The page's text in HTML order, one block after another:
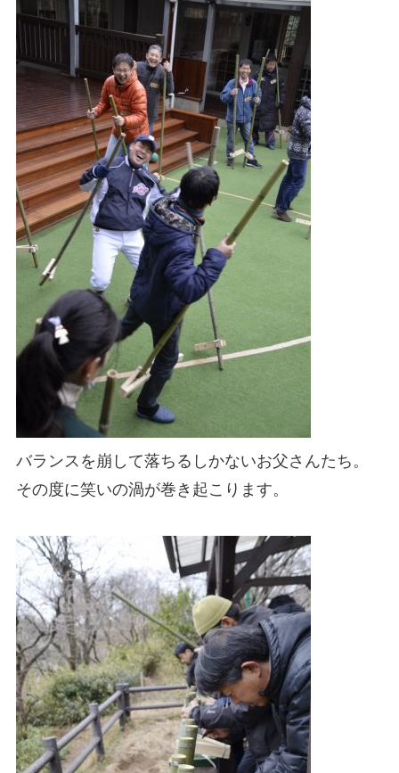
バランスを崩して落ちるしかないお父さんたち。
その度に笑いの渦が巻き起こります。